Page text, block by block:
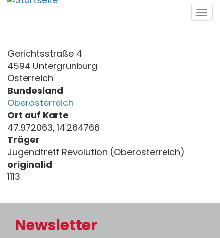
Direkt
Gerichtsstraße 4
4594 Untergrünburg
Österreich
Bundesland
Oberösterreich
Ort auf Karte
47.972063, 14.264766
Träger
Jugendtreff Revolution (Oberösterreich)
originalid
1113
Newsletter